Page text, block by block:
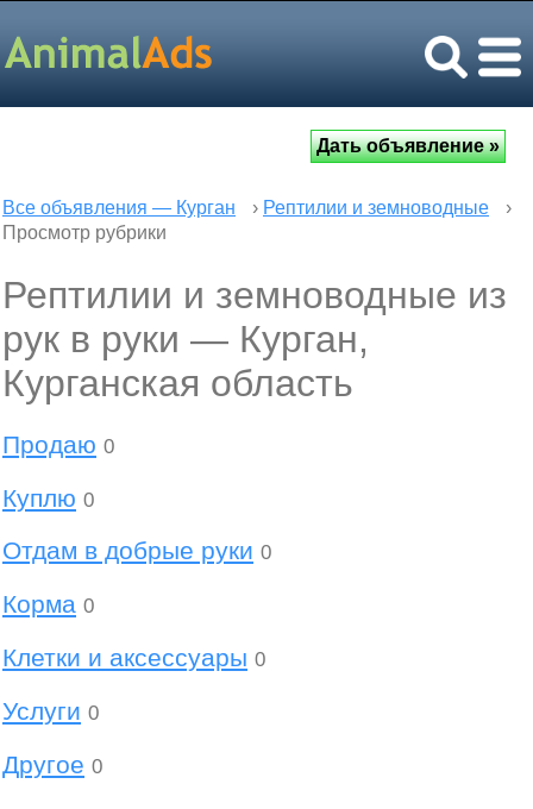
Все объявления — Курган › Рептилии и земноводные
›
Просмотр рубрики
Рептилии и земноводные из
рук в руки — Курган,
Курганская область
Продаю 0
Куплю 0
Отдам в добрые руки 0
Корма 0
Клетки и аксессуары 0
Услуги 0
Другое 0